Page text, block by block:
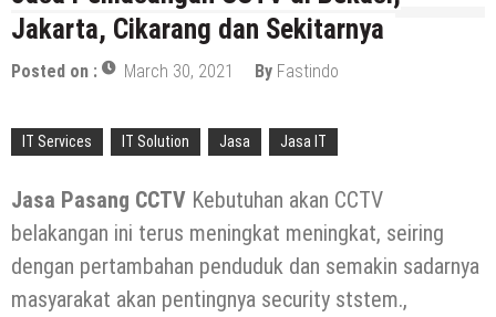
Distributor Hepa Filter Rumah Sakit
Hepa Filter Ruang Operasi
Painting Booth System | Call 0817.7984.4597
Distributor High Speed Door Indonesia | Call / WA : |
0812-1280-1672
Harga Filter Hepa untuk Rumah Sakit | Call : | 0812-
1280-1672
Jakarta, Cikarang dan Sekitarnya
Posted on : March 30, 2021 By Fastindo
IT Services IT Solution Jasa Jasa IT
Jasa Pasang CCTV Kebutuhan akan CCTV
belakangan ini terus meningkat meningkat, seiring
dengan pertambahan penduduk dan semakin sadarnya
masyarakat akan pentingnya security ststem.,